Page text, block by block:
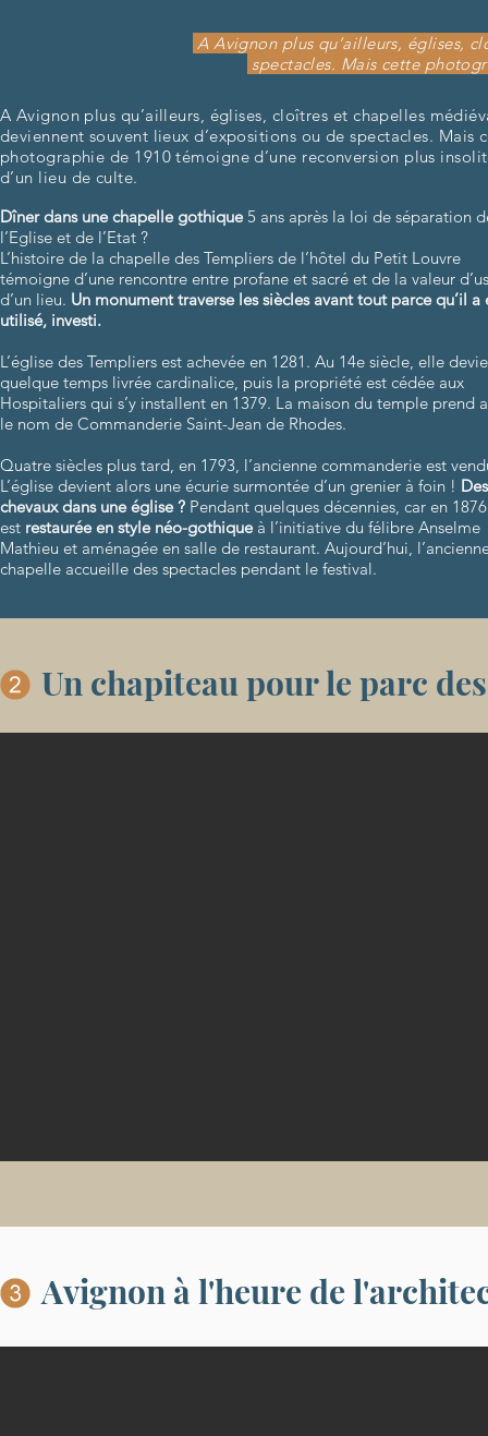
Un chapiteau pour le parc
A Avignon plus qu’ailleurs, églises, cloîtres et chapelles
deviennent souvent lieux d’expositions ou de spectacles. Mais
photographie de 1910 témoigne d’une reconversion plus
d’un lieu de culte.
Dîner dans une chapelle gothique5 ans après la loi de séparation
l’Eglise et de l’Etat ?
L’histoire de la chapelle des Templiers de l’hôtel du Petit Louvre
témoigne d’une rencontre entre profane et sacré et de la valeur
d’un lieu. Un monument traverse les siècles avant tout parce qu’il a
utilisé, investi.
L’église des Templiers est achevée en 1281. Au 14e siècle, elle
quelque temps livrée cardinalice, puis la propriété est cédée aux
Hospitaliers qui s’y installent en 1379. La maison du temple prend
le nom de Commanderie Saint-Jean de Rhodes.
Quatre siècles plus tard, en 1793, l’ancienne commanderie est
L’église devient alors une écurie surmontée d’un grenier à foin ! Des
chevaux dans une église ? Pendant quelques décennies, car en
est restaurée en style néo-gothique à l’initiative du félibre Anselme
Mathieu et aménagée en salle de restaurant. Aujourd’hui,
chapelle accueille des spectacles pendant le festival.
A Avignon plus qu’ailleurs, églises,
spectacles. Mais cette
Avignon à l'heure de